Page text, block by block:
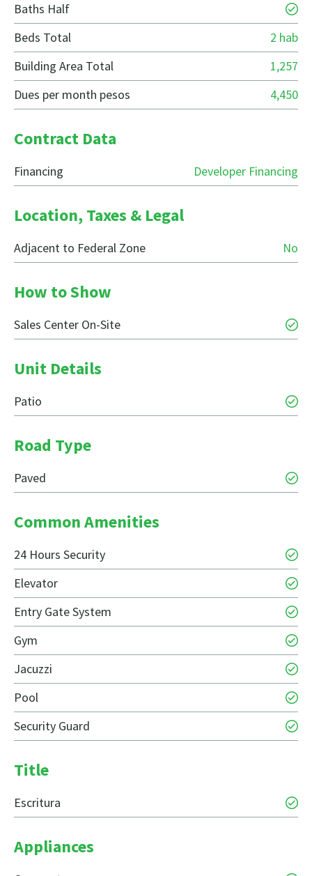
Baths Half
Beds Total
2 hab
Building Area Total
1,257
Dues per month pesos
4,450
Contract Data
Financing Developer Financing
Location, Taxes & Legal
Adjacent to Federal Zone No
How to Show
Sales Center On-Site
Unit Details
Patio
Road Type
Paved
Common Amenities
24 Hours Security
Elevator
Entry Gate System
Gym
Jacuzzi
Pool
Security Guard
Title
Escritura
Appliances